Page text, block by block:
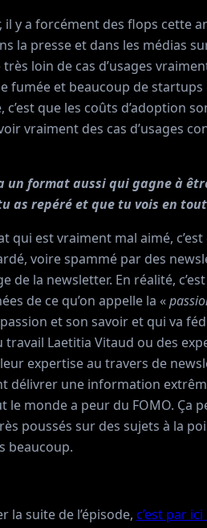
il y a forcément des flops cette
la presse et dans les médias
loin de cas d’usages
fumée et beaucoup de
c’est que les coûts d’adoption
vraiment des cas d’usages
un format aussi qui gagne à
as repéré et que tu vois en tout
qui est vraiment mal aimé,
voire spammé par des
de la newsletter. En réalité,
de ce qu’on appelle la «
et son savoir et qui va
travail Laetitia Vitaud ou des
expertise au travers de
délivrer une information
le monde a peur du FOMO. Ça
poussés sur des sujets à la
beaucoup.
la suite de l’épisode, c’est par ici